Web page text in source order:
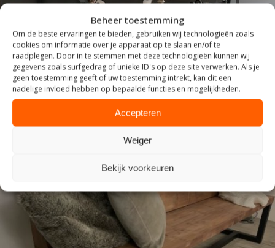
Beheer toestemming
Om de beste ervaringen te bieden, gebruiken wij technologieën zoals
cookies om informatie over je apparaat op te slaan en/of te
raadplegen. Door in te stemmen met deze technologieën kunnen wij
gegevens zoals surfgedrag of unieke ID's op deze site verwerken. Als je
geen toestemming geeft of uw toestemming intrekt, kan dit een
nadelige invloed hebben op bepaalde functies en mogelijkheden.
Accepteren
Weiger
Bekijk voorkeuren
INDUSTRIEEL